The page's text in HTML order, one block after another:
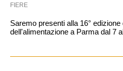
FIERE
Saremo presenti alla 16°
dell'alimentazione a Parma dal 7